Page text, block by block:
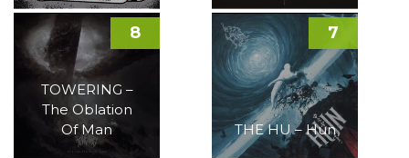
TOWERING –
The Oblation
Of Man
8
THE HU – Hun
7